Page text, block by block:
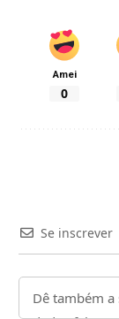
Amei
0
Se inscrever